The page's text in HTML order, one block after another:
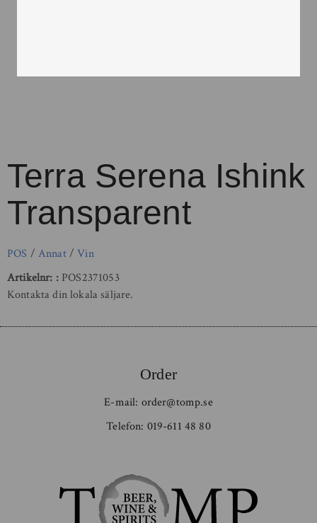
Terra Serena Ishink
Transparent
POS / Annat/Vin
Artikelnr:
POS2371053
Kontakta din lokala säljare.
Order
E-mail: order@tomp.se
Telefon: 019-611 48 80